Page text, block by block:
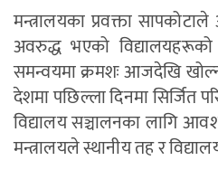
मन्त्रालयका प्रवक्ता
अवरुद्ध भएको
समन्वयमा क्रमशः आजदेखि
देशमा पछिल्ला दिनमा सिर्जित
विद्यालय सञ्चालनका लागि
मन्त्रालयले स्थानीय तह र